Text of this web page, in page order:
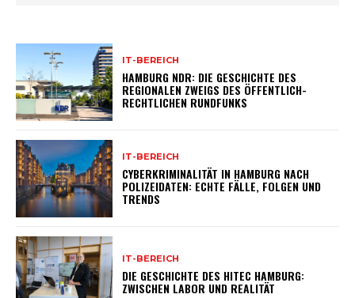
IT-BEREICH
HAMBURG NDR: DIE GESCHICHTE DES
REGIONALEN ZWEIGS DES ÖFFENTLICH-
RECHTLICHEN RUNDFUNKS
IT-BEREICH
CYBERKRIMINALITÄT IN HAMBURG NACH
POLIZEIDATEN: ECHTE FÄLLE, FOLGEN UND
TRENDS
IT-BEREICH
DIE GESCHICHTE DES HITEC HAMBURG:
ZWISCHEN LABOR UND REALITÄT